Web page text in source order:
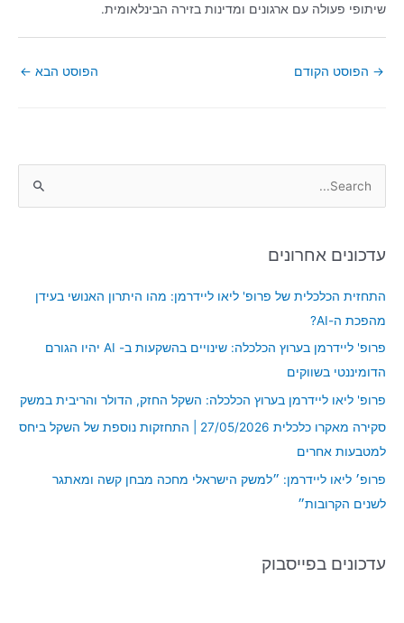
שיתופי פעולה עם ארגונים ומדינות בזירה הבינלאומית.
→ הפוסט הקודם הפוסט הבא ←
r
:
עדכונים אחרונים
התחזית הכלכלית של פרופ' ליאו ליידרמן: מהו היתרון האנושי בעידן
מהפכת ה-AI?
פרופ' ליידרמן בערוץ הכלכלה: שינויים בהשקעות ב- AI יהיו הגורם
הדומיננטי בשווקים
פרופ' ליאו ליידרמן בערוץ הכלכלה: השקל החזק, הדולר והריבית במשק
סקירה מאקרו כלכלית 27/05/2026 | התחזקות נוספת של השקל ביחס
למטבעות אחרים
פרופ׳ ליאו ליידרמן: ״למשק הישראלי מחכה מבחן קשה ומאתגר
לשנים הקרובות״
עדכונים בפייסבוק